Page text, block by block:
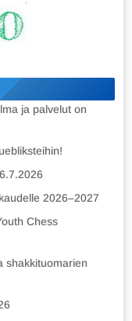
ja palvelut on
2026–2027
Chess
shakkituomarien